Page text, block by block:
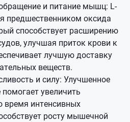
и питание мышц: L-
предшественником оксида
способствует расширению
улучшая приток крови к
лучшую доставку
веществ.
и силу: Улучшенное
увеличить
время интенсивных
росту мышечной